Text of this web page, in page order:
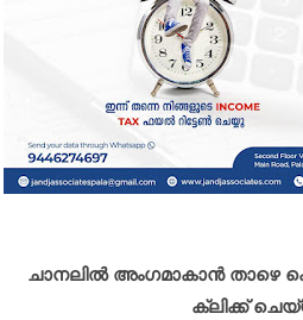
ചാനലിൽ അംഗമാകാൻ താഴെ
ക്ലിക്ക്